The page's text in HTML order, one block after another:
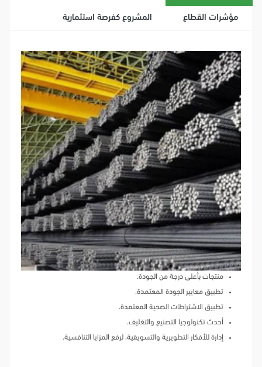
مؤشرات القطاع المشروع كفرصة استثمارية
منتجات بأعلى درجة من الجودة.
تطبيق معايير الجودة المعتمدة.
تطبيق الاشتراطات الصحية المعتمدة.
أحدث تكنولوجيا التصنيع والتغليف.
إدارة للأفكار التطويرية والتسويقية، لرفع المزايا التنافسية.